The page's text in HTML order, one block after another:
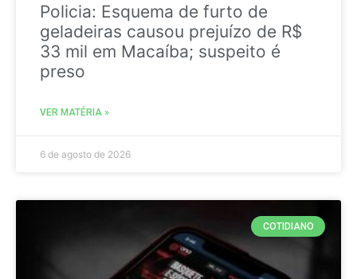
Policia: Esquema de furto de
geladeiras causou prejuízo de R$
33 mil em Macaíba; suspeito é
preso
VER MATÉRIA »
6 de agosto de 2026
COTIDIANO